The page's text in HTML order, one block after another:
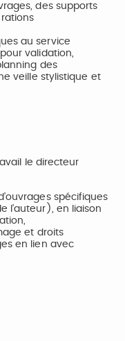
des supports
au service
validation,
des
veille stylistique et
le directeur
spécifiques
l’auteur), en liaison
et droits
en lien avec